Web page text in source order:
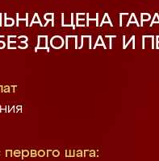
ЦЕНА
ДОПЛАТ И
шага: